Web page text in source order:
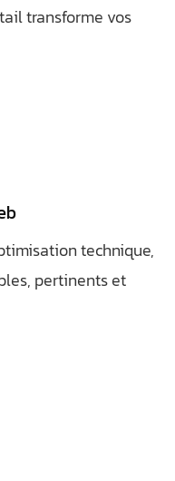
transforme vos
technique,
pertinents et